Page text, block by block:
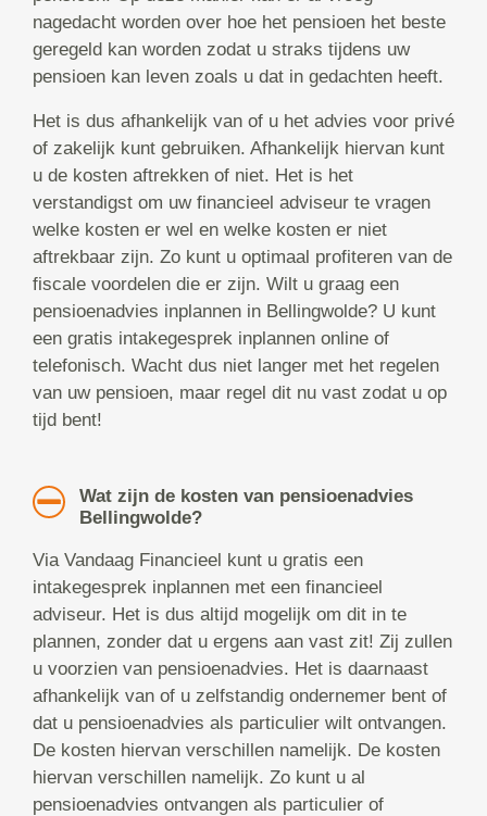
nagedacht worden over hoe het pensioen het beste
geregeld kan worden zodat u straks tijdens uw
pensioen kan leven zoals u dat in gedachten heeft.
Het is dus afhankelijk van of u het advies voor privé
of zakelijk kunt gebruiken. Afhankelijk hiervan kunt
u de kosten aftrekken of niet. Het is het
verstandigst om uw financieel adviseur te vragen
welke kosten er wel en welke kosten er niet
aftrekbaar zijn. Zo kunt u optimaal profiteren van de
fiscale voordelen die er zijn. Wilt u graag een
pensioenadvies inplannen in Bellingwolde? U kunt
een gratis intakegesprek inplannen online of
telefonisch. Wacht dus niet langer met het regelen
van uw pensioen, maar regel dit nu vast zodat u op
tijd bent!
Wat zijn de kosten van pensioenadvies
Bellingwolde?
Via Vandaag Financieel kunt u gratis een
intakegesprek inplannen met een financieel
adviseur. Het is dus altijd mogelijk om dit in te
plannen, zonder dat u ergens aan vast zit! Zij zullen
u voorzien van pensioenadvies. Het is daarnaast
afhankelijk van of u zelfstandig ondernemer bent of
dat u pensioenadvies als particulier wilt ontvangen.
De kosten hiervan verschillen namelijk. De kosten
hiervan verschillen namelijk. Zo kunt u al
pensioenadvies ontvangen als particulier of